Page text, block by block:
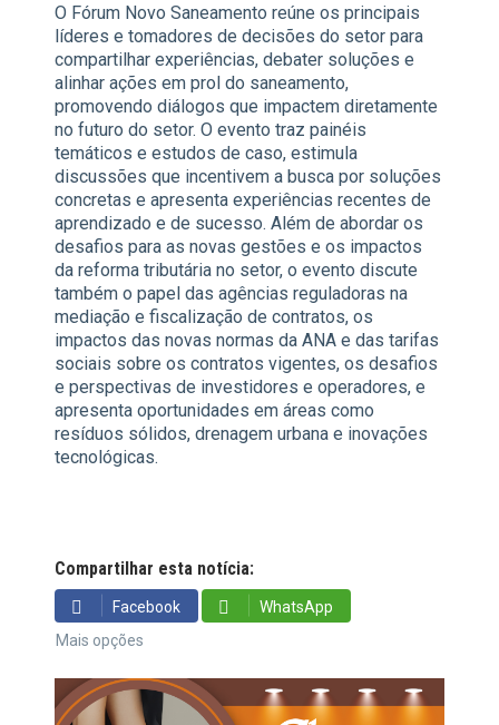
O Fórum Novo Saneamento reúne os principais
líderes e tomadores de decisões do setor para
compartilhar experiências, debater soluções e
alinhar ações em prol do saneamento,
promovendo diálogos que impactem diretamente
no futuro do setor. O evento traz painéis
temáticos e estudos de caso, estimula
discussões que incentivem a busca por soluções
concretas e apresenta experiências recentes de
aprendizado e de sucesso. Além de abordar os
desafios para as novas gestões e os impactos
da reforma tributária no setor, o evento discute
também o papel das agências reguladoras na
mediação e fiscalização de contratos, os
impactos das novas normas da ANA e das tarifas
sociais sobre os contratos vigentes, os desafios
e perspectivas de investidores e operadores, e
apresenta oportunidades em áreas como
resíduos sólidos, drenagem urbana e inovações
tecnológicas.
Compartilhar esta notícia:
Facebook
WhatsApp
Mais opções